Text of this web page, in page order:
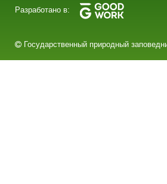
Разработано в:
Государственный природный